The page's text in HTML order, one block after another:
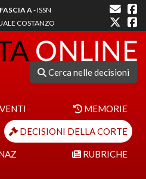
FASCIA A- ISSN
COSTANZO
Cerca nelle decisioni
MEMORIE
DECISIONI DELLA CORTE
RUBRICHE